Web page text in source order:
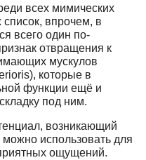
всех мимических
впрочем, в
всего один по-
отвращения к
мускулов
которые в
функции ещё и
под ним.
возникающий
использовать для
ощущений.